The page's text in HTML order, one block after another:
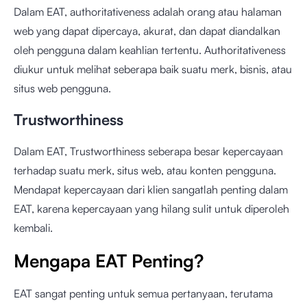
Dalam EAT, authoritativeness adalah orang atau halaman
web yang dapat dipercaya, akurat, dan dapat diandalkan
oleh pengguna dalam keahlian tertentu. Authoritativeness
diukur untuk melihat seberapa baik suatu merk, bisnis, atau
situs web pengguna.
Trustworthiness
Dalam EAT, Trustworthiness seberapa besar kepercayaan
terhadap suatu merk, situs web, atau konten pengguna.
Mendapat kepercayaan dari klien sangatlah penting dalam
EAT, karena kepercayaan yang hilang sulit untuk diperoleh
kembali.
Mengapa EAT Penting?
EAT sangat penting untuk semua pertanyaan, terutama